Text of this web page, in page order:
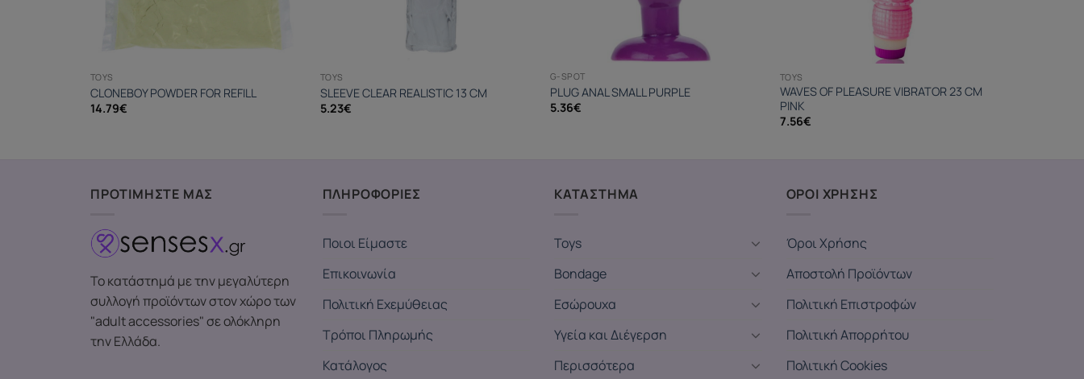
TOYS
CLONEBOY POWDER FOR REFILL
14.79€
TOYS
SLEEVE CLEAR REALISTIC 13 CM
5.23€
G-SPOT
PLUG ANAL SMALL PURPLE
5.36€
TOYS
WAVES OF PLEASURE VIBRATOR 23 CM
PINK
7.56€
ΠΡΟΤΙΜΗΣΤΕ ΜΑΣ
Το κατάστημά με την μεγαλύτερη
συλλογή προϊόντων στον χώρο των
"adult accessories" σε ολόκληρη
την Ελλάδα.
ΠΛΗΡΟΦΟΡΙΕΣ
Ποιοι Είμαστε
Επικοινωνία
Πολιτική Εχεμύθειας
Τρόποι Πληρωμής
Κατάλογος
ΚΑΤΑΣΤΗΜΑ
Toys
Bondage
Εσώρουχα
Υγεία και Διέγερση
Περισσότερα
ΟΡΟΙ ΧΡΗΣΗΣ
Όροι Χρήσης
Αποστολή Προϊόντων
Πολιτική Επιστροφών
Πολιτική Απορρήτου
Πολιτική Cookies